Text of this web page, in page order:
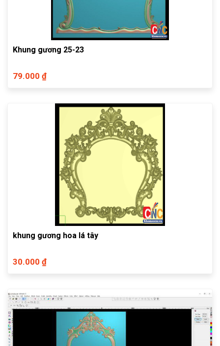
Khung gương 25-23
79.000 ₫
khung gương hoa lá tây
30.000 ₫